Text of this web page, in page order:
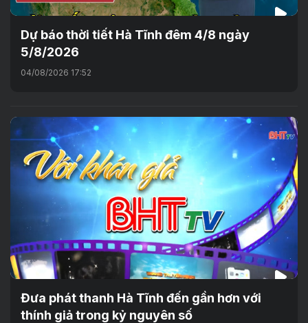
Dự báo thời tiết Hà Tĩnh đêm 4/8 ngày
5/8/2026
04/08/2026 17:52
Đưa phát thanh Hà Tĩnh đến gần hơn với
thính giả trong kỷ nguyên số